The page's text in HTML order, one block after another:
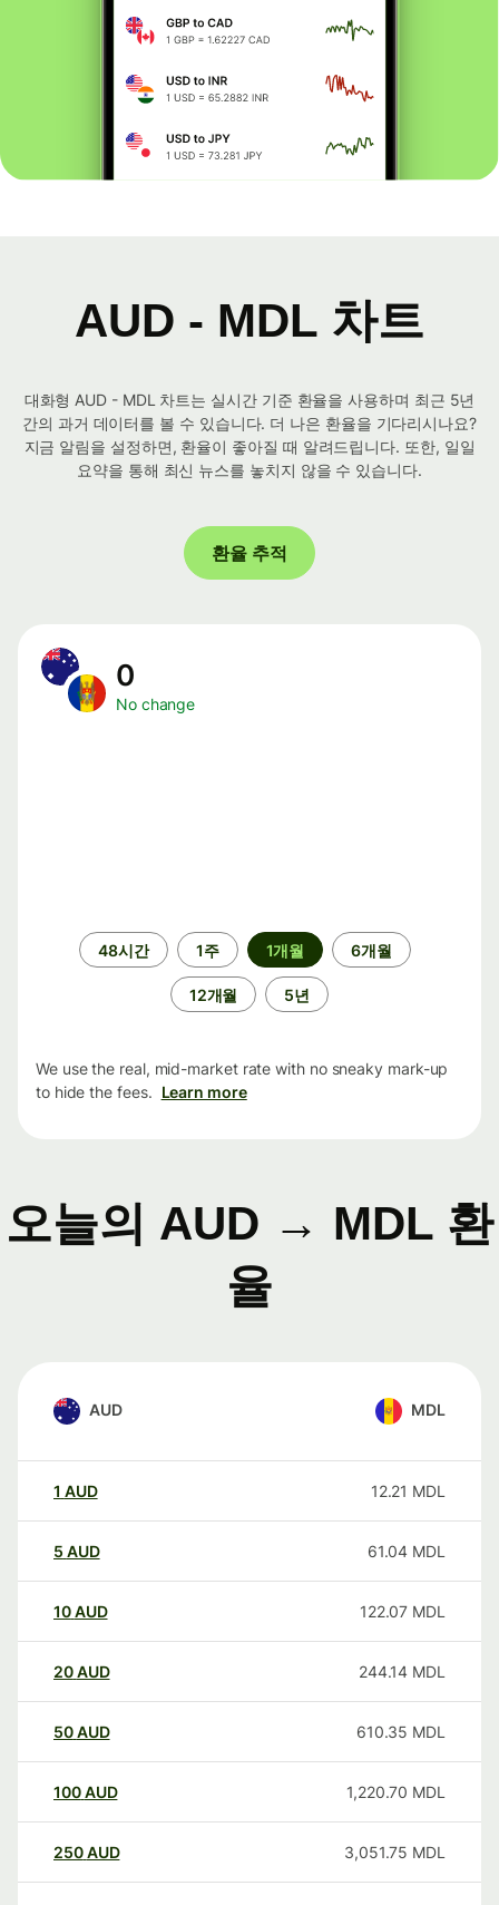
AUD - MDL 차트
대화형 AUD - MDL 차트는 실시간 기준 환율을 사용하며 최근 5년
간의 과거 데이터를 볼 수 있습니다. 더 나은 환율을 기다리시나요?
지금 알림을 설정하면, 환율이 좋아질 때 알려드립니다. 또한, 일일
요약을 통해 최신 뉴스를 놓치지 않을 수 있습니다.
환율 추적
0
No change
48시간 1주 1개월 6개월
12개월 5년
We use the real, mid-market rate with no sneaky mark-up
to hide the fees. Learn more
오늘의 AUD → MDL 환
율
AUD MDL
1 AUD 12.21 MDL
5 AUD 61.04 MDL
10AUD 122.07 MDL
20AUD 244.14 MDL
50AUD 610.35 MDL
100AUD 1,220.70 MDL
250AUD 3,051.75 MDL